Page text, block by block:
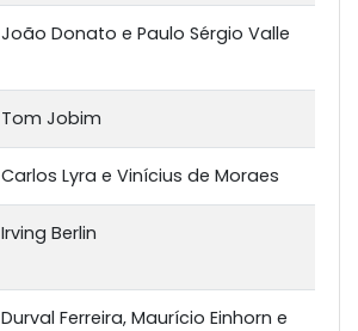
João Donato e Paulo Sérgio Valle
Tom Jobim
Carlos Lyra e Vinícius de Moraes
Irving Berlin
Durval Ferreira, Maurício Einhorn e